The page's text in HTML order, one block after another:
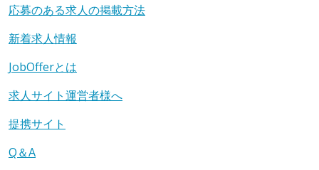
応募のある求人の掲載方法
新着求人情報
JobOfferとは
求人サイト運営者様へ
提携サイト
Q＆A